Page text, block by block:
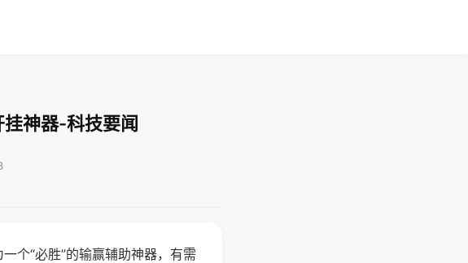
神器-科技要闻
个“必胜”的输赢辅助神器，有需